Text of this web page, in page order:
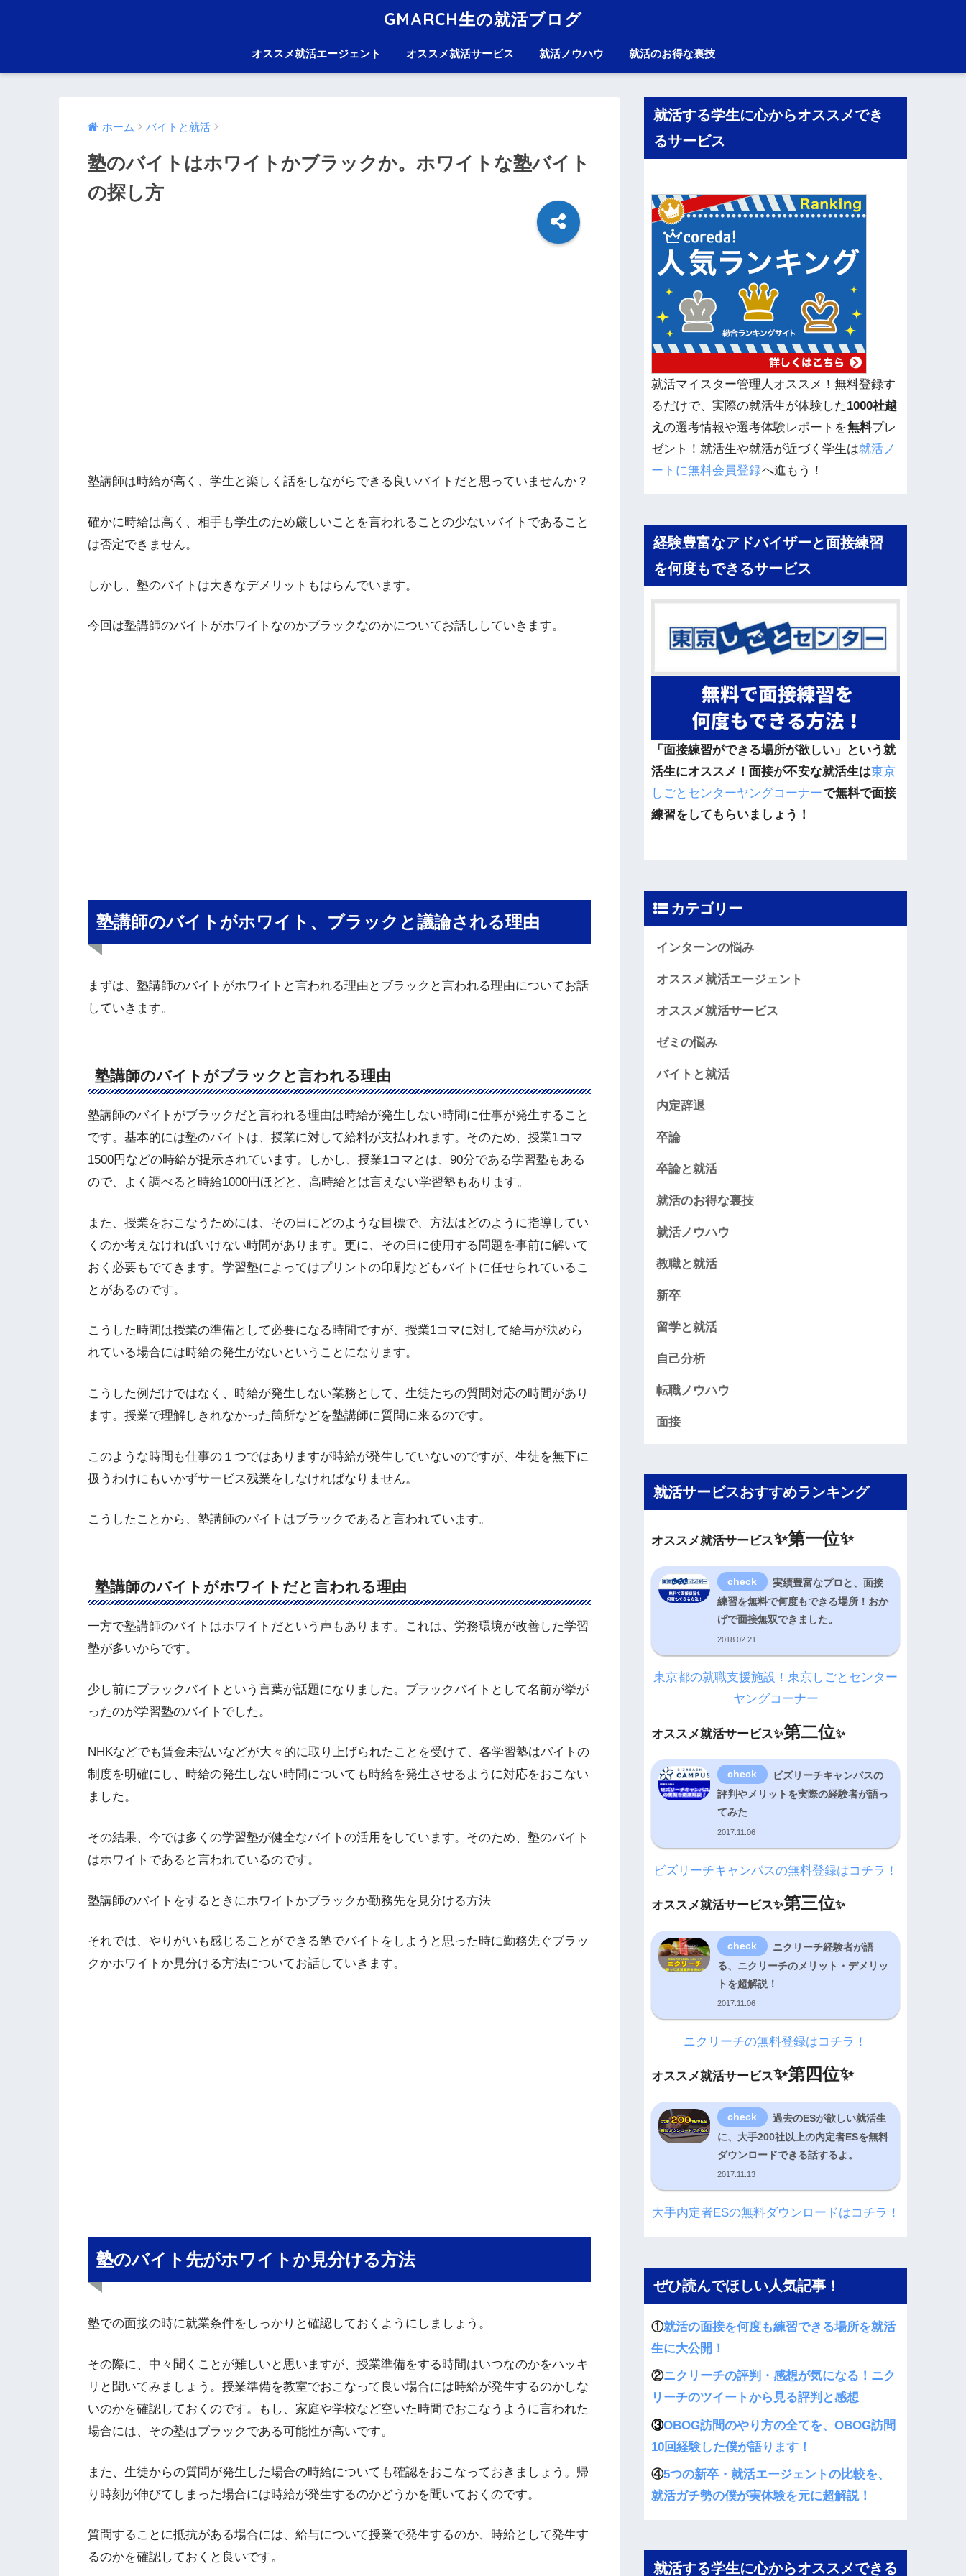
GMARCH生の就活ブログ
オススメ就活エージェント オススメ就活サービス 就活ノウハウ 就活のお得な裏技
ホーム バイトと就活
塾のバイトはホワイトかブラックか。ホワイトな塾バイト
の探し方
塾講師は時給が高く、学生と楽しく話をしながらできる良いバイトだと思っていませんか？
確かに時給は高く、相手も学生のため厳しいことを言われることの少ないバイトであること
は否定できません。
しかし、塾のバイトは大きなデメリットもはらんでいます。
今回は塾講師のバイトがホワイトなのかブラックなのかについてお話ししていきます。
塾講師のバイトがホワイト、ブラックと議論される理由
まずは、塾講師のバイトがホワイトと言われる理由とブラックと言われる理由についてお話
していきます。
塾講師のバイトがブラックと言われる理由
塾講師のバイトがブラックだと言われる理由は時給が発生しない時間に仕事が発生すること
です。基本的には塾のバイトは、授業に対して給料が支払われます。そのため、授業1コマ
1500円などの時給が提示されています。しかし、授業1コマとは、90分である学習塾もある
ので、よく調べると時給1000円ほどと、高時給とは言えない学習塾もあります。
また、授業をおこなうためには、その日にどのような目標で、方法はどのように指導してい
くのか考えなければいけない時間があります。更に、その日に使用する問題を事前に解いて
おく必要もでてきます。学習塾によってはプリントの印刷などもバイトに任せられているこ
とがあるのです。
こうした時間は授業の準備として必要になる時間ですが、授業1コマに対して給与が決めら
れている場合には時給の発生がないということになります。
こうした例だけではなく、時給が発生しない業務として、生徒たちの質問対応の時間があり
ます。授業で理解しきれなかった箇所などを塾講師に質問に来るのです。
このような時間も仕事の１つではありますが時給が発生していないのですが、生徒を無下に
扱うわけにもいかずサービス残業をしなければなりません。
こうしたことから、塾講師のバイトはブラックであると言われています。
塾講師のバイトがホワイトだと言われる理由
一方で塾講師のバイトはホワイトだという声もあります。これは、労務環境が改善した学習
塾が多いからです。
少し前にブラックバイトという言葉が話題になりました。ブラックバイトとして名前が挙が
ったのが学習塾のバイトでした。
NHKなどでも賃金未払いなどが大々的に取り上げられたことを受けて、各学習塾はバイトの
制度を明確にし、時給の発生しない時間についても時給を発生させるように対応をおこない
ました。
その結果、今では多くの学習塾が健全なバイトの活用をしています。そのため、塾のバイト
はホワイトであると言われているのです。
塾講師のバイトをするときにホワイトかブラックか勤務先を見分ける方法
それでは、やりがいも感じることができる塾でバイトをしようと思った時に勤務先ぐブラッ
クかホワイトか見分ける方法についてお話していきます。
塾のバイト先がホワイトか見分ける方法
塾での面接の時に就業条件をしっかりと確認しておくようにしましょう。
その際に、中々聞くことが難しいと思いますが、授業準備をする時間はいつなのかをハッキ
リと聞いてみましょう。授業準備を教室でおこなって良い場合には時給が発生するのかしな
いのかを確認しておくのです。もし、家庭や学校など空いた時間でおこなうように言われた
場合には、その塾はブラックである可能性が高いです。
また、生徒からの質問が発生した場合の時給についても確認をおこなっておきましょう。帰
り時刻が伸びてしまった場合には時給が発生するのかどうかを聞いておくのです。
質問することに抵抗がある場合には、給与について授業で発生するのか、時給として発生す
るのかを確認しておくと良いです。
就活する学生に心からオススメでき
るサービス
就活マイスター管理人オススメ！無料登録す
るだけで、実際の就活生が体験した1000社越
えの選考情報や選考体験レポートを無料プレ
ゼント！就活生や就活が近づく学生は就活ノ
ートに無料会員登録へ進もう！
経験豊富なアドバイザーと面接練習
を何度もできるサービス
「面接練習ができる場所が欲しい」という就
活生にオススメ！面接が不安な就活生は東京
しごとセンターヤングコーナーで無料で面接
練習をしてもらいましょう！
カテゴリー
インターンの悩み
オススメ就活エージェント
オススメ就活サービス
ゼミの悩み
バイトと就活
内定辞退
卒論
卒論と就活
就活のお得な裏技
就活ノウハウ
教職と就活
新卒
留学と就活
自己分析
転職ノウハウ
面接
就活サービスおすすめランキング
オススメ就活サービス✨第一位✨
実績豊富なプロと、面接
練習を無料で何度もできる場所！おか
げで面接無双できました。
2018.02.21
東京都の就職支援施設！東京しごとセンター
ヤングコーナー
オススメ就活サービス✨第二位✨
ビズリーチキャンパスの
評判やメリットを実際の経験者が語っ
てみた
2017.11.06
ビズリーチキャンパスの無料登録はコチラ！
オススメ就活サービス✨第三位✨
ニクリーチ経験者が語
る、ニクリーチのメリット・デメリッ
トを超解説！
2017.11.06
ニクリーチの無料登録はコチラ！
オススメ就活サービス✨第四位✨
過去のESが欲しい就活生
に、大手200社以上の内定者ESを無料
ダウンロードできる話するよ。
2017.11.13
大手内定者ESの無料ダウンロードはコチラ！
ぜひ読んでほしい人気記事！
①就活の面接を何度も練習できる場所を就活
生に大公開！
②ニクリーチの評判・感想が気になる！ニク
リーチのツイートから見る評判と感想
③OBOG訪問のやり方の全てを、OBOG訪問
10回経験した僕が語ります！
④5つの新卒・就活エージェントの比較を、
就活ガチ勢の僕が実体験を元に超解説！
就活する学生に心からオススメできる